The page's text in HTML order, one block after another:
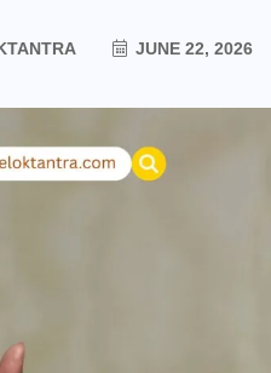
JUNE 22, 2026